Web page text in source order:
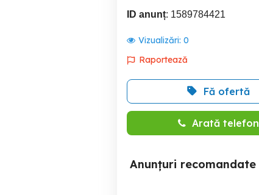
ID anunț: 1589784421
Vizualizări: 0
Raportează
Fă ofertă
Arată telefon
Anunțuri recomandate